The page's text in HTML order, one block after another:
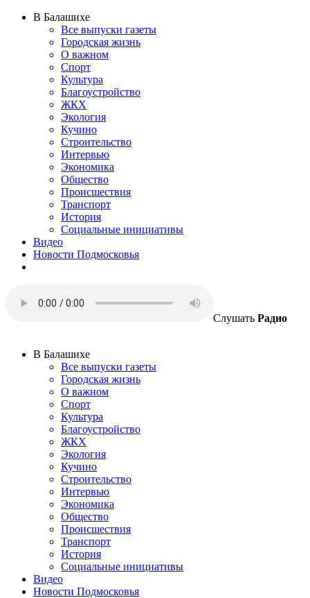
В Балашихе
Все выпуски газеты
Городская жизнь
О важном
Спорт
Культура
Благоустройство
ЖКХ
Экология
Кучино
Строительство
Интервью
Экономика
Общество
Происшествия
Транспорт
История
Социальные инициативы
Видео
Новости Подмосковья
Слушать Радио
В Балашихе
Все выпуски газеты
Городская жизнь
О важном
Спорт
Культура
Благоустройство
ЖКХ
Экология
Кучино
Строительство
Интервью
Экономика
Общество
Происшествия
Транспорт
История
Социальные инициативы
Видео
Новости Подмосковья